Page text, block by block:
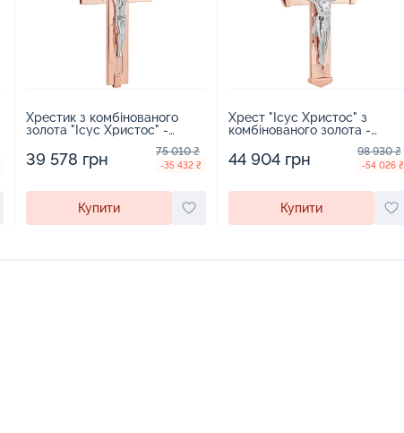
Хрестик з комбінованого
золота "Ісус Христос" -
39 578 грн 75 010 ₴
-35 432 ₴
Купити
Хрест "Ісус Христос" з
комбінованого золота -
44 904 грн 98 930 ₴
-54 026 ₴
Купити